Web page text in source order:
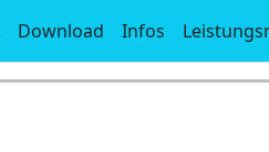
Download Infos